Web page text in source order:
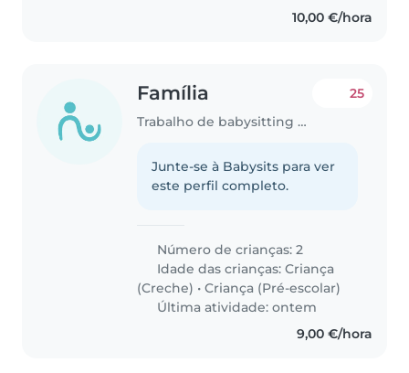
10,00 €/hora
Família
Trabalho de babysitting em Lisboa
25
Junte-se à Babysits para ver
este perfil completo.
Número de crianças: 2
Idade das crianças:Criança
(Creche) •Criança (Pré-escolar)
Última atividade: ontem
9,00 €/hora